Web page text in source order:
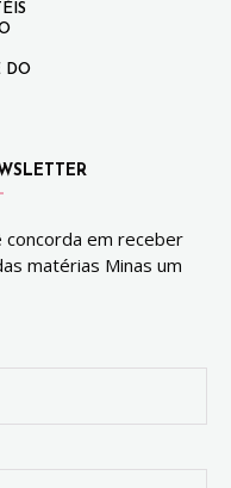
DO
concorda em receber
matérias Minas um